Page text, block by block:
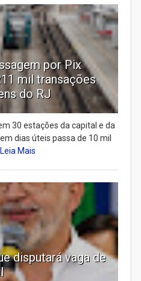
por Pix
mil transações
do RJ
30 estações da capital e da
dias úteis passa de 10 mil
Leia Mais
disputará vaga de